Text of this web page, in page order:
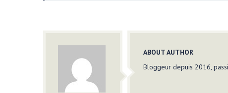
ABOUT AUTHOR
Bloggeur depuis 2016,